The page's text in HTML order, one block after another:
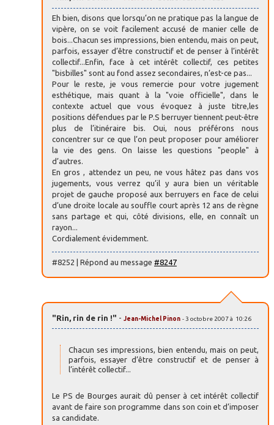
Eh bien, disons que lorsqu’on ne pratique pas la langue de
vipère, on se voit facilement accusé de manier celle de
bois...Chacun ses impressions, bien entendu, mais on peut,
parfois, essayer d’être constructif et de penser à l’intérêt
collectif...Enfin, face à cet intérêt collectif, ces petites
"bisbilles" sont au fond assez secondaires, n’est-ce pas...
Pour le reste, je vous remercie pour votre jugement
esthétique, mais quant à la "voie officielle", dans le
contexte actuel que vous évoquez à juste titre,les
positions défendues par le P.S berruyer tiennent peut-être
plus de l’itinéraire bis. Oui, nous préférons nous
concentrer sur ce que l’on peut proposer pour améliorer
la vie des gens. On laisse les questions "people" à
d’autres.
En gros , attendez un peu, ne vous hâtez pas dans vos
jugements, vous verrez qu’il y aura bien un véritable
projet de gauche proposé aux berruyers en face de celui
d’une droite locale au souffle court après 12 ans de règne
sans partage et qui, côté divisions, elle, en connaît un
rayon...
Cordialement évidemment.
#8252 | Répond au message #8247
"Rin, rin de rin !" - Jean-Michel Pinon - 3 octobre 2007 à 10:26
Chacun ses impressions, bien entendu, mais on peut,
parfois, essayer d’être constructif et de penser à
l’intérêt collectif...
Le PS de Bourges aurait dû penser à cet intérêt collectif
avant de faire son programme dans son coin et d’imposer
sa candidate.